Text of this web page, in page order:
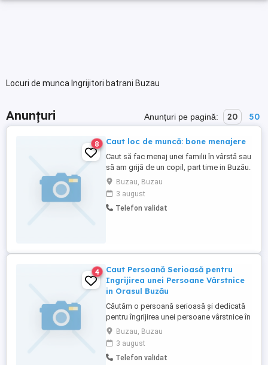
Locuri de munca Ingrijitori batrani Buzau
Anunțuri Anunțuri pe pagină: 20 50
8 Caut loc de muncă: bone menajere
Caut să fac menaj unei familii în vârstă sau
să am grijă de un copil, part time in Buzău.
Buzau, Buzau
3 august
Telefon validat
4
Caut Persoană Serioasă pentru
Ingrijirea unei Persoane Vârstnice
in Orasul Buzău
Căutăm o persoană serioasă și dedicată
pentru îngrijirea unei persoane vârstnice în
orașul Buzău. Programul este flexibil si
poate varia între 4 și 15 zile pe lună, în
funcție de disponibilitatea
dumneavoastra. Salariu competitiv si în
Buzau, Buzau
3 august
Telefon validat